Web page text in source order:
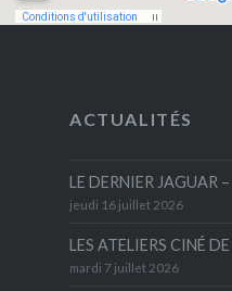
ACTUALITÉS
LE DERNIER JAGUAR
jeudi 16 juillet 2026
LES ATELIERS CINÉ DE
mardi 7 juillet 2026